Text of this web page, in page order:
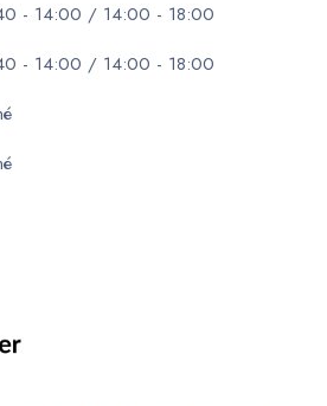
- 14:00 / 14:00 - 18:00
- 14:00 / 14:00 - 18:00